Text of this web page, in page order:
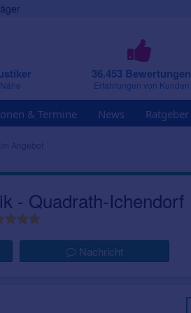
36.453 Bewertungen
Erfahrungen von Kunden
& Termine News Ratgeber
Angebot
- Quadrath-Ichendorf
Nachricht